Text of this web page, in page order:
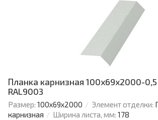
Планка карнизная 100х69х2000-
RAL9003
Размер: 100х69х2000 Элемент отделки:
карнизная
Ширина листа, мм: 178